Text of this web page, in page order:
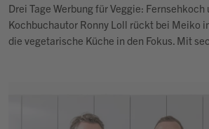
Drei Tage Werbung für Veggie: Fernsehkoch
Kochbuchautor Ronny Loll rückt bei Meiko
die vegetarische Küche in den Fokus. Mit